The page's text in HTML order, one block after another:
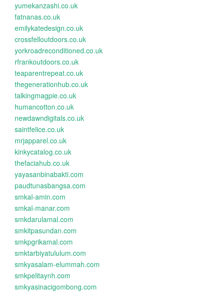
yumekanzashi.co.uk
fatnanas.co.uk
emilykatedesign.co.uk
crossfelloutdoors.co.uk
yorkroadreconditioned.co.uk
rfrankoutdoors.co.uk
teaparentrepeat.co.uk
thegenerationhub.co.uk
talkingmagpie.co.uk
humancotton.co.uk
newdawndigitals.co.uk
saintfelice.co.uk
mrjapparel.co.uk
kinkycatalog.co.uk
thefaciahub.co.uk
yayasanbinabakti.com
paudtunasbangsa.com
smkal-amin.com
smkal-manar.com
smkdarulamal.com
smkitpasundan.com
smkpgrikamal.com
smktarbiyatululum.com
smkyasalam-elummah.com
smkpelitaynh.com
smkyasinacigombong.com